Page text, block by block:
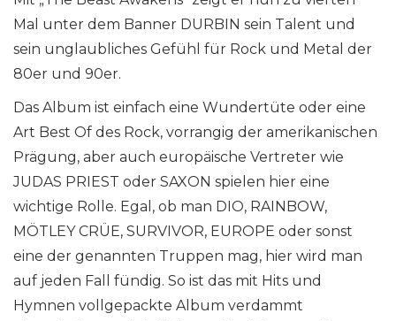
Mal unter dem Banner DURBIN sein Talent und
sein unglaubliches Gefühl für Rock und Metal der
80er und 90er.
Das Album ist einfach eine Wundertüte oder eine
Art Best Of des Rock, vorrangig der amerikanischen
Prägung, aber auch europäische Vertreter wie
JUDAS PRIEST oder SAXON spielen hier eine
wichtige Rolle. Egal, ob man DIO, RAINBOW,
MÖTLEY CRÜE, SURVIVOR, EUROPE oder sonst
eine der genannten Truppen mag, hier wird man
auf jeden Fall fündig. So ist das mit Hits und
Hymnen vollgepackte Album verdammt